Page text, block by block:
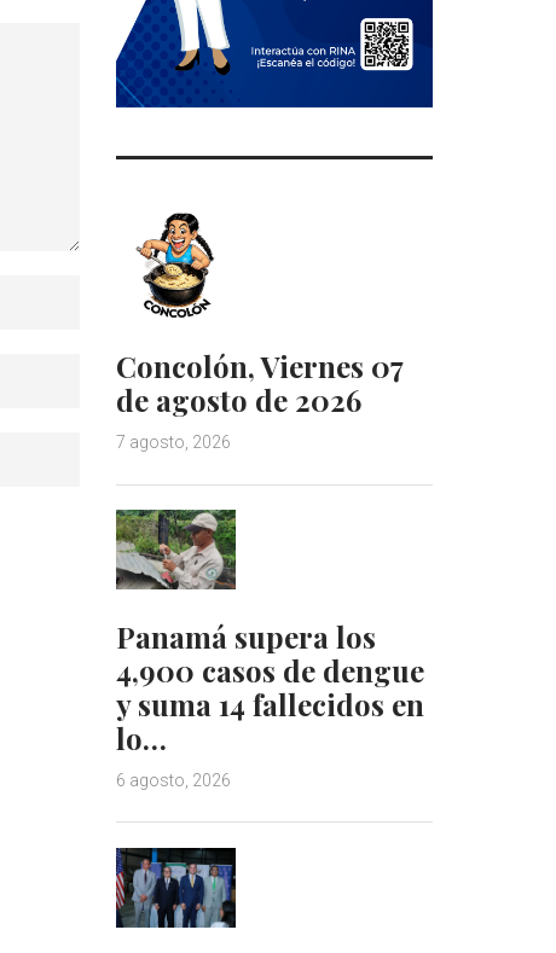
Concolón, Viernes 07
de agosto de 2026
7 agosto, 2026
Panamá supera los
4,900 casos de dengue
y suma 14 fallecidos en
lo…
6 agosto, 2026